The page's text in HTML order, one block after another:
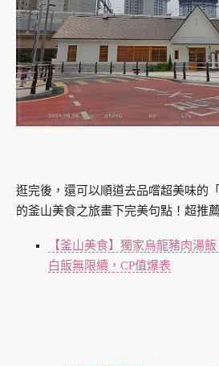
逛完後，還可以順道去品嚐超美味的
的釜山美食之旅畫下完美句點！超推薦
【釜山美食】獨家烏龍豬肉湯
白飯無限續，CP值爆表